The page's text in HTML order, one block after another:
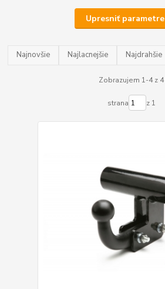
Upresniť parametre
Najnovšie Najlacnejšie Najdrahšie
Zobrazujem 1-4 z 4
strana z 1